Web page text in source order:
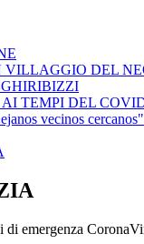
VILLAGGIO DEL
TEMPI DEL
vecinos cercanos"
di emergenza